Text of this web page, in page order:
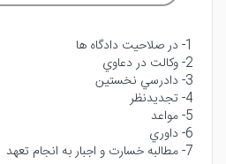
1- در صلاحيت دادگاه ها
2- وكالت در دعاوي
3- دادرسي نخستين
4- تجديدنظر
5- مواعد
6- داوري
7- مطالبه خسارت و اجبار به انجام تعهد